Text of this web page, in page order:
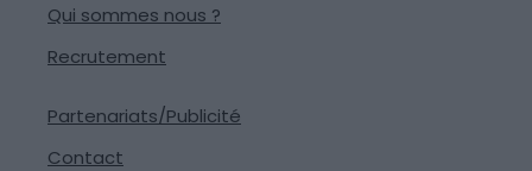
Qui sommes nous ?
Recrutement
Partenariats/Publicité
Contact